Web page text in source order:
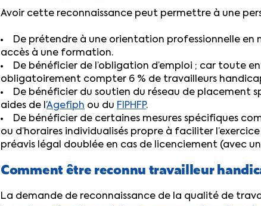
Avoir cette reconnaissance peut permettre à une
De prétendre à une orientation professionnelle
accès à une formation.
De bénéficier de l’obligation d’emploi ; car toute
obligatoirement compter 6 % de travailleurs
De bénéficier du soutien du réseau de placement
aides de l’Agefiph ou du FIPHFP.
De bénéficier de certaines mesures spécifiques
ou d’horaires individualisés propre à faciliter
préavis légal doublée en cas de licenciement (avec
Comment être reconnu travailleur
La demande de reconnaissance de la qualité de